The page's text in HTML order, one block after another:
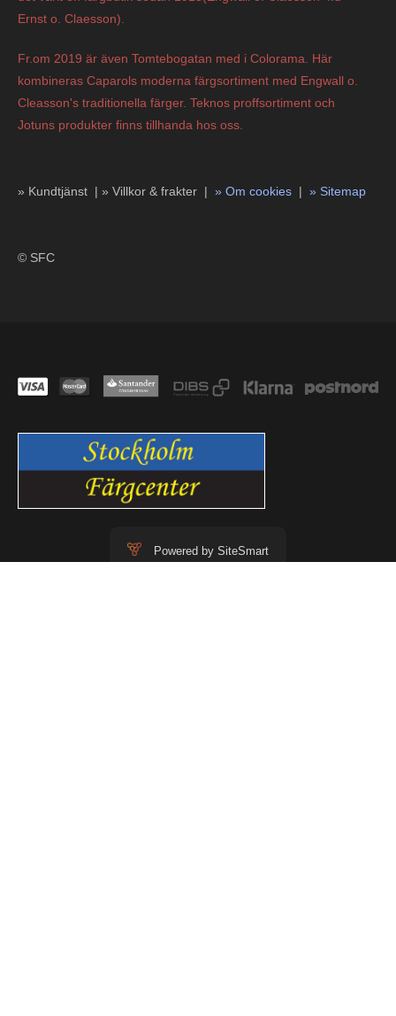
Ernst o. Claesson).
Fr.om 2019 är även Tomtebogatan med i Colorama. Här
kombineras Caparols moderna färgsortiment med Engwall o.
Cleasson's traditionella färger. Teknos proffsortiment och
Jotuns produkter finns tillhanda hos oss.
» Kundtjänst | » Villkor & frakter | » Om cookies | » Sitemap
© SFC
Powered by SiteSmart